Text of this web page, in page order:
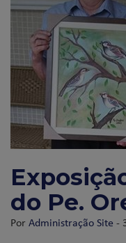
do Pe.
PorAdministração Site -